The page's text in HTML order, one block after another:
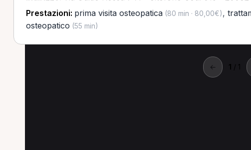
Prestazioni: prima visita osteopatica(80 min · 80,00€),
osteopatico (55 min)
← 1 / 1